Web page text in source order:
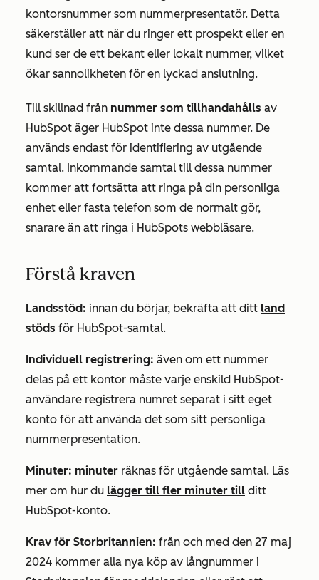
kontorsnummer som nummerpresentatör. Detta
säkerställer att när du ringer ett prospekt eller en
kund ser de ett bekant eller lokalt nummer, vilket
ökar sannolikheten för en lyckad anslutning.
Till skillnad från nummer som tillhandahålls av
HubSpot äger HubSpot inte dessa nummer. De
används endast för identifiering av utgående
samtal. Inkommande samtal till dessa nummer
kommer att fortsätta att ringa på din personliga
enhet eller fasta telefon som de normalt gör,
snarare än att ringa i HubSpots webbläsare.
Förstå kraven
Landsstöd: innan du börjar, bekräfta att ditt land
stöds för HubSpot-samtal.
Individuell registrering: även om ett nummer
delas på ett kontor måste varje enskild HubSpot-
användare registrera numret separat i sitt eget
konto för att använda det som sitt personliga
nummerpresentation.
Minuter: minuter räknas för utgående samtal. Läs
mer om hur du lägger till fler minuter till ditt
HubSpot-konto.
Krav för Storbritannien: från och med den 27 maj
2024 kommer alla nya köp av långnummer i